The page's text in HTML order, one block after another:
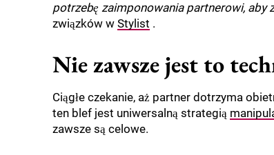
potrzebę zaimponowania partnerowi, aby
związków w Stylist .
Nie zawsze jest to
Ciągłe czekanie, aż partner dotrzyma
ten blef jest uniwersalną strategią
zawsze są celowe.